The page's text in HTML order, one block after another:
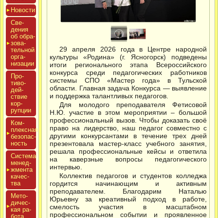
Новос­ти
Све­
дения
об об­ра­
зова­
тель­ной
ор­га­
низа­ции
Про­
тиво­
дей­
ствие
кор­
рупции
Ком­
плексная
бе­зопас­
ность
Сис­те­ма
ме­нед­
жмен­та
ка­чес­
тва
Мето­
дичес­
кая ра­
бота
29 апреля 2026 года в Центре народной
культуры «Родина» (г. Ясногорск) подведены
итоги регионального этапа Всероссийского
конкурса среди педагогических работников
системы СПО «Мастер года» в Тульской
области. Главная задача Конкурса — выявление
и поддержка талантливых педагогов.
Для молодого преподавателя Фетисовой
Н.Ю. участие в этом мероприятии – большой
профессиональный вызов. Чтобы доказать своё
право на лидерство, наш педагог совместно с
другими конкурсантами в течение трех дней
презентовала мастер-класс учебного занятия,
решала профессиональные кейсы и ответила
на каверзные вопросы педагогического
интервью.
Коллектив педагогов и студентов колледжа
гордится начинающим и активным
преподавателем. Благодарим Наталью
Юрьевну за креативный подход в работе,
смелость участия в масштабном
профессиональном событии и проявленное